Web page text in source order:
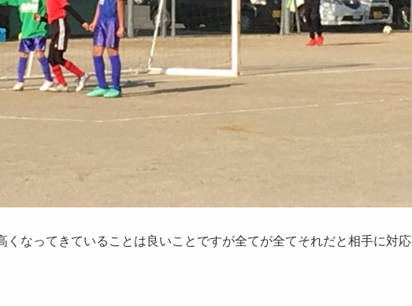
なってきていることは良いことですが全てが全てそれだと相手に対応